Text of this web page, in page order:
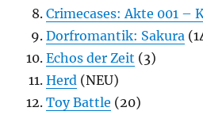
Crimecases: Akte 001 –
Dorfromantik: Sakura
Echos der Zeit (3)
Herd (NEU)
Toy Battle (20)